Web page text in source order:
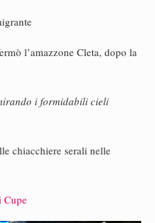
l’amazzone Cleta, dopo la
i formidabili cieli
chiacchiere serali nelle
Cupe